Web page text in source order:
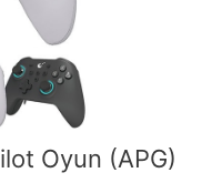
Oyun (APG)